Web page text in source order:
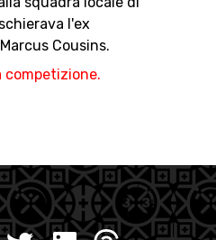
ETICA E INTEGRITÀ
l'ex
Cousins.
competizione.